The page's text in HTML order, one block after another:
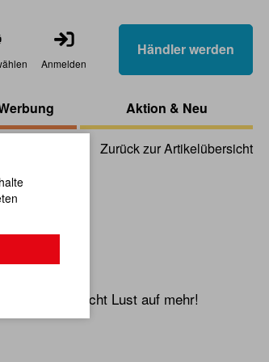
Anmelden
Händler werden
Aktion & Neu
Zurück zur Artikelübersicht
Art und macht Lust auf mehr!